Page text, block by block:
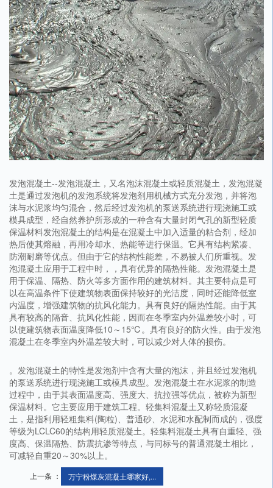
发泡混凝土--发泡混凝土，又名泡沫混凝土或轻质混凝土，发泡混凝
土是通过发泡机的发泡系统将发泡剂用机械方式充分发泡，并将泡
沫与水泥浆均匀混合，然后经过发泡机的泵送系统进行现浇施工或
模具成型，经自然养护所形成的一种含有大量封闭气孔的新型轻质
保温材料发泡混凝土的结构是在混凝土中加入适量的粘合剂，经加
热后使其熔融，再用冷却水、热能等进行保温。它具有结构紧凑、
防潮耐磨等优点。但由于它的结构性能差，不易被人们所重视。发
泡混凝土应用于工程中时，，具有优异的隔热性能。发泡混凝土是
用于保温、隔热、防火等多方面作用的建筑材料。其主要特点是可
以在高温条件下使建筑物表面保持较好的光洁度，同时还能降低室
内温度，增强建筑物的抗风化能力。具有良好的隔热性能。由于其
具有较高的隔音、抗风化性能，因而在冬季室内外温差较小时，可
以使建筑物表面温度降低10～15℃。具有良好的防火性。由于发泡
混凝土在冬季室内外温差较大时，可以减少对人体的损伤。
。发泡混凝土的特性是发泡剂中含有大量的泡沫，并且经过发泡机
的泵送系统进行现浇施工或模具成型。发泡混凝土在水泥浆的制造
过程中，由于其表面温度高、强度大、抗拉强等优点，被称为新型
保温材料。它主要应用于建筑工程。轻集料混凝土又称轻质混凝
土，是指利用轻粗集料(陶粒)、普通砂、水泥和水配制而成的，强度
等级为LCLC60的结构用轻质混凝土。轻集料混凝土具有自重轻、强
度高、保温隔热、防震抗渗等特点，与同标号的普通混凝土相比，
可减轻自重20～30%以上。
上一条 ： 万宁粉煤灰混凝土哪家好,...